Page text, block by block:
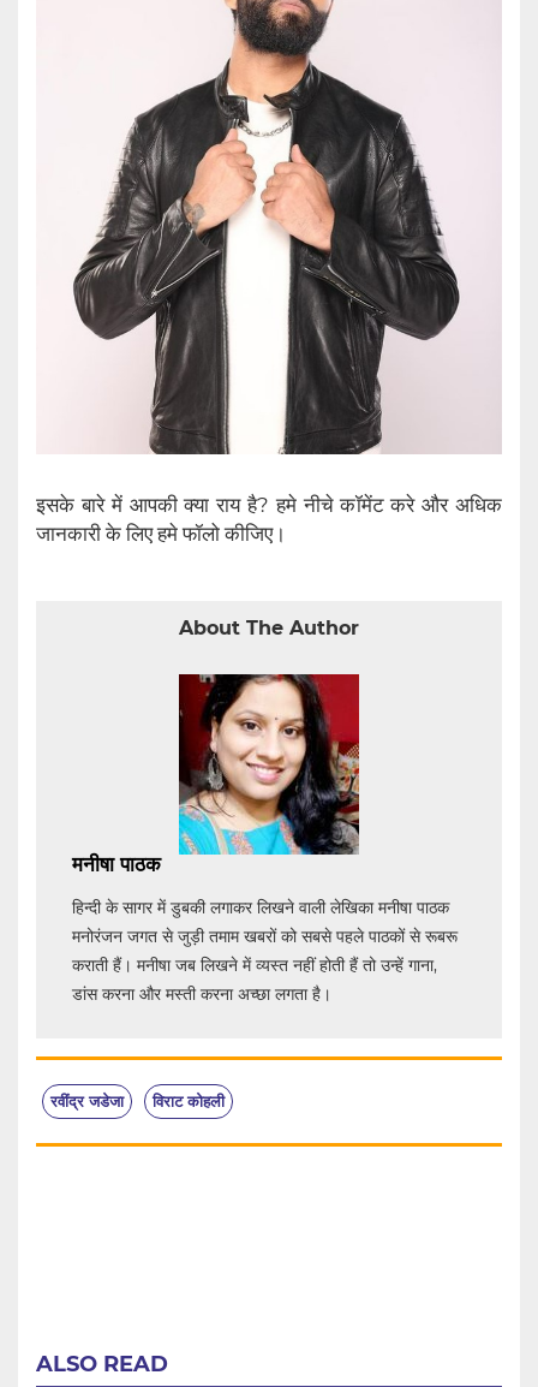
इसके बारे में आपकी क्या राय है? हमे नीचे कॉमेंट करे और अधिक
जानकारी के लिए हमे फॉलो कीजिए।
About The Author
मनीषा पाठक
हिन्दी के सागर में डुबकी लगाकर लिखने वाली लेखिका मनीषा पाठक
मनोरंजन जगत से जुड़ी तमाम खबरों को सबसे पहले पाठकों से रूबरू
कराती हैं। मनीषा जब लिखने में व्यस्त नहीं होती हैं तो उन्हें गाना,
डांस करना और मस्ती करना अच्छा लगता है।
रवींद्र जडेजा विराट कोहली
ALSO READ